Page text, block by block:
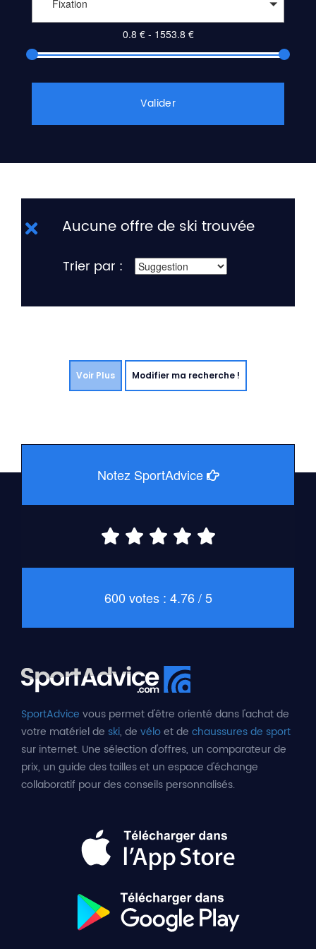
Fixation
Valider
Aucune offre de ski trouvée
Trier par :
Voir Plus Modifier ma recherche !
Notez SportAdvice
600 votes : 4.76 / 5
SportAdvice vous permet d'être orienté dans l'achat de
votre matériel de ski, de véloet de chaussures de sport
sur internet. Une sélection d'offres, un comparateur de
prix, un guide des tailles et un espace d'échange
collaboratif pour des conseils personnalisés.